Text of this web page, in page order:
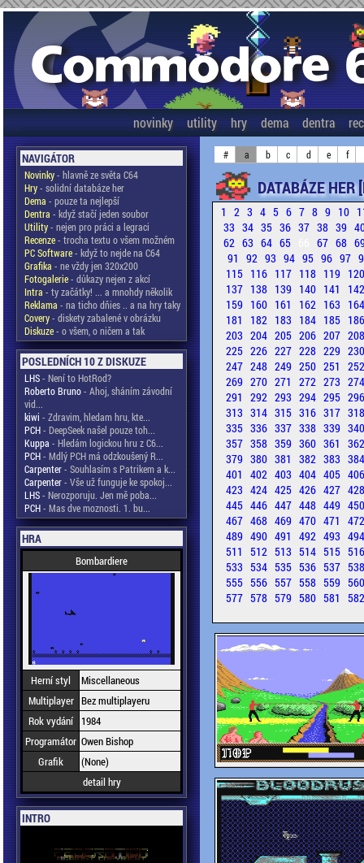
novinky utility hry dema dentra
NAVIGÁTOR
Novinky- hlavně ze světa C64
Hry- solidní databáze her
Dema - pouze ta nejlepší
Dentra - když stačí jeden soubor
Utility- nejen pro práci a legraci
Recenze- trocha textu o všem možném
PC Software- když to nejde na C64
Grafika - ne vždy jen 320x200
Fotogalerie- důkazy nejen z akcí
Intra - ty začátky! ... a mnohdy několik
Reklama - na ticho dňies .. a na hry taky
Covery- diskety zabalené v obrázku
Diskuze- o všem, o ničem a tak
POSLEDNÍCH 10 Z DISKUZE
LHS- Není to HotRod?
Roberto Bruno- Ahoj, sháním závodní
vid...
kiwi - Zdravim, hledam hru, kte...
PCH- DeepSeek našel pouze toh...
Kuppa - Hledám logickou hru z C6...
PCH- Mdlý PCH má odzkoušený R...
Carpenter- Souhlasím s Patrikem a k...
Carpenter- Vše už funguje ke spokoj...
LHS- Nerozporuju. Jen mě poba...
PCH- Mas dve moznosti. 1. bu...
HRA
Bombardiere
Herní styl
Miscellaneous
Multiplayer Bez multiplayeru
Rok vydání
1984
Programátor Owen Bishop
Grafik
(None)
detail hry
INTRO
# a b c d e f
DATABÁZE
1 2 3 4 5 6 7 8 9 10
33 34 35 36 37 38 39
62 63 64 65 67 68
91 92 93 94 95 96 97
115 116 117 118 119
137 138 139 140 141
159 160 161 162 163
181
182 183 184 185
203 204 205 206 207
225 226 227 228 229
247 248 249 250 251
269 270 271 272 273
291 292 293 294 295
313 314 315 316 317
335 336 337 338 339
357 358 359 360 361
379 380 381 382 383
401 402 403 404 405
423 424 425 426 427
445 446 447 448 449
467 468 469 470 471
489 490 491 492 493
511 512 513 514 515
533 534 535 536 537
555 556 557 558 559
577 578 579 580 581